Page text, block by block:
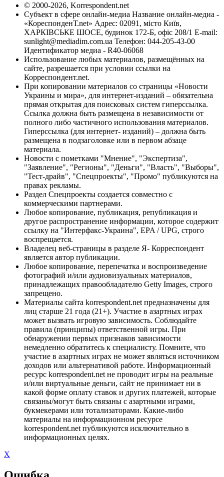
© 2000-2026, Korrespondent.net
Субъект в сфере онлайн-медиа Название онлайн-медиа -
«КореспонденТ.net» Адрес: 02091, місто Київ,
ХАРКІВСЬКЕ ШОСЕ, будинок 172-Б, офіс 208/1 E-mail:
sunlight@mediadim.com.ua Телефон: 044-205-43-00
Идентификатор медиа - R40-06068
Использование любых материалов, размещённых на
сайте, разрешается при условии ссылки на
Корреспондент.net.
При копировании материалов со страницы «Новости
Украины и мира», для интернет-изданий – обязательна
прямая открытая для поисковых систем гиперссылка.
Ссылка должна быть размещена в независимости от
полного либо частичного использования материалов.
Гиперссылка (для интернет- изданий) – должна быть
размещена в подзаголовке или в первом абзаце
материала.
Новости с пометками "Мнение", "Экспертиза",
"Заявление", "Регионы", "Деньги", "Власть", "Выборы",
"Тест-драйв", "Спецпроекты", "Промо" публикуются на
правах рекламы.
Раздел Спецпроекты создается совместно с
коммерческими партнерами.
Любое копирование, публикация, републикация и
другое распространение информации, которое содержит
ссылку на "Интерфакс-Украина", EPA / UPG, строго
воспрещается.
Владелец веб-страницы в разделе Я- Корреспондент
является автор публикации.
Любое копирование, перепечатка и воспроизведение
фотографий и/или аудиовизуальных материалов,
принадлежащих правообладателю Getty Images, строго
запрещено.
Материалы сайта korrespondent.net предназначены для
лиц старше 21 года (21+). Участие в азартных играх
может вызвать игровую зависимость. Соблюдайте
правила (принципы) ответственной игры. При
обнаружении первых признаков зависимости
немедленно обратитесь к специалисту. Помните, что
участие в азартных играх не может являться источником
доходов или альтернативой работе. Информационный
ресурс korrespondent.net не проводит игры на реальные
и/или виртуальные деньги, сайт не принимает ни в
какой форме оплату ставок и других платежей, которые
связаны/могут быть связаны с азартными играми,
букмекерами или тотализаторами. Какие-либо
материалы на информационном ресурсе
korrespondent.net публикуются исключительно в
информационных целях.
X